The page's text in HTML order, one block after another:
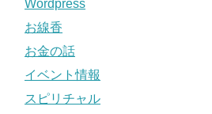
Wordpress
お線香
お金の話
イベント情報
スピリチャル